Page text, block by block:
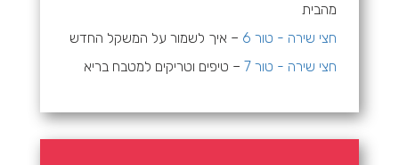
מהבית
חצי שירה - טור 6
– איך לשמור על המשקל החדש
חצי שירה - טור 7
– טיפים וטריקים למטבח בריא